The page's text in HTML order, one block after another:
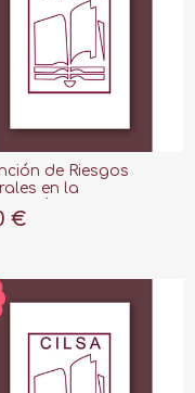
de Riesgos
en la
Guía Técnica y
€